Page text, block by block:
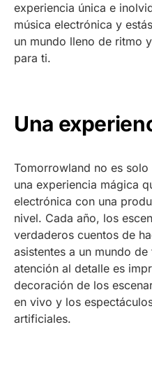
experiencia única e
música electrónica y
un mundo lleno de ritmo
para ti.
Una
Tomorrowland no es
una experiencia mágica
electrónica con una
nivel. Cada año, los
verdaderos cuentos de
asistentes a un mundo
atención al detalle es
decoración de los
en vivo y los
artificiales.